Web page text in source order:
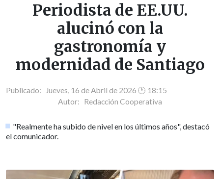
Periodista de EE.UU.
alucinó con la
gastronomía y
modernidad de Santiago
Publicado: Jueves, 16 de Abril de 2026 🕐 18:15
Autor: Redacción Cooperativa
"Realmente ha subido de nivel en los últimos años", destacó
el comunicador.